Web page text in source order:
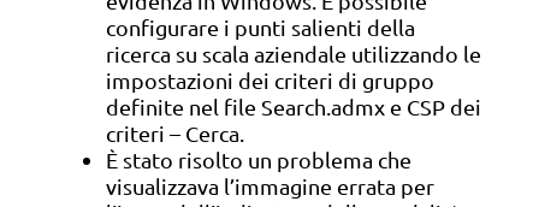
configurare i punti salienti della
ricerca su scala aziendale utilizzando le
impostazioni dei criteri di gruppo
definite nel file Search.admx e CSP dei
criteri – Cerca.
È stato risolto un problema che
visualizzava l’immagine errata per